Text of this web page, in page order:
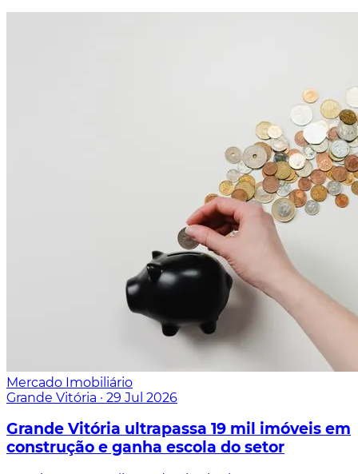
Mercado Imobiliário
Grande Vitória · 29 Jul 2026
Grande Vitória ultrapassa 19 mil imóveis em
construção e ganha escola do setor